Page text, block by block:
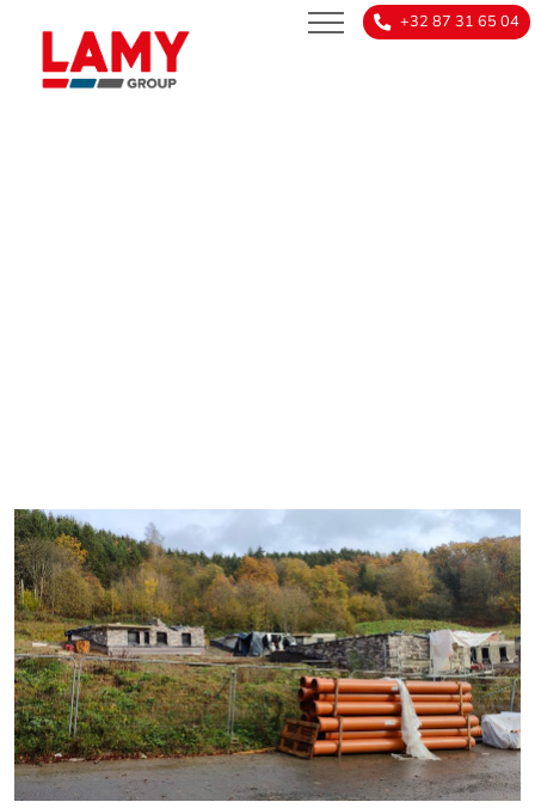
+32 87 31 65 04